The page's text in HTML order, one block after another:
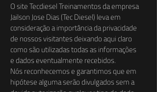
O site Tecdiesel Treinamentos da empresa
Jailson Jose Dias (Tec Diesel) leva em
consideração a importância da privacidade
de nossos visitantes deixando aqui claro
como são utilizadas todas as informações
e dados eventualmente recebidos.
Nós reconhecemos e garantimos que em
hipótese alguma serão divulgados sem a